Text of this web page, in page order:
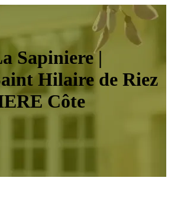
Sapiniere |
Hilaire de Riez
Côte